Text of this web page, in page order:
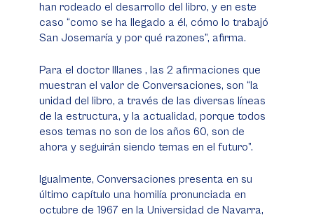
han rodeado el desarrollo del libro, y en este
caso “como se ha llegado a él, cómo lo trabajó
San Josemaría y por qué razones”, afirma.
Para el doctor Illanes , las 2 afirmaciones que
muestran el valor de Conversaciones, son “la
unidad del libro, a través de las diversas líneas
de la estructura, y la actualidad, porque todos
esos temas no son de los años 60, son de
ahora y seguirán siendo temas en el futuro”.
Igualmente, Conversaciones presenta en su
último capítulo una homilía pronunciada en
octubre de 1967 en la Universidad de Navarra,